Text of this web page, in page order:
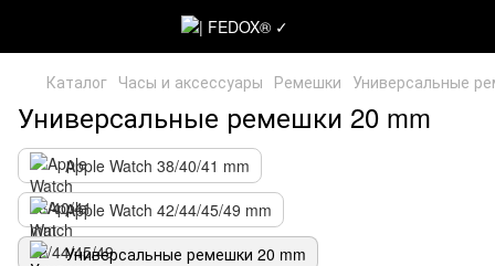
Каталог Часы и аксессуары Ремешки Универсальные
Универсальные ремешки 20 mm
Apple Watch 38/40/41 mm
Apple Watch 42/44/45/49 mm
Универсальные ремешки 20 mm